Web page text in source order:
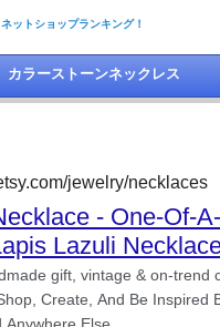
ネットショップランキング！
カラーストーンネックレス